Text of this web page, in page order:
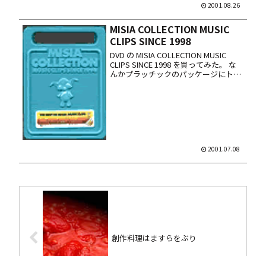
2001.08.26
MISIA COLLECTION MUSIC
CLIPS SINCE 1998
DVD の MISIA COLLECTION MUSIC
CLIPS SINCE 1998 を買ってみた。 な
んかプラッチックのパッケージにトー
2001.07.08
創作料理はますらをぶり